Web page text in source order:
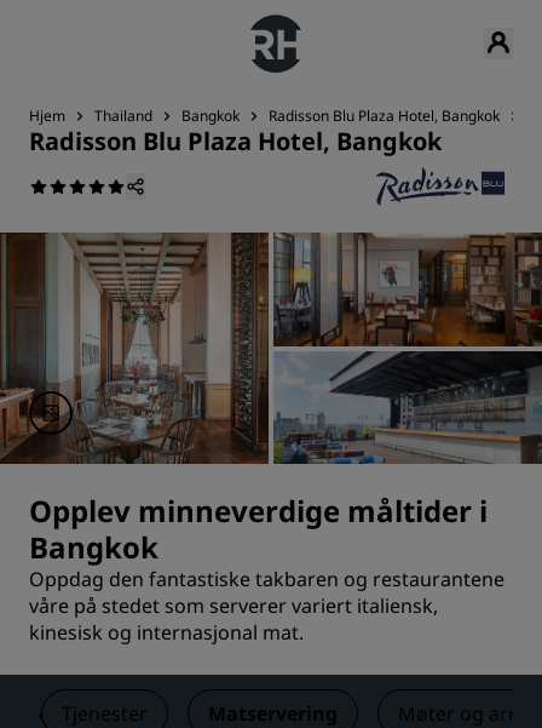
Hjem Thailand Bangkok Radisson Blu Plaza Hotel, Bangkok
Radisson Blu Plaza Hotel, Bangkok
Opplev minneverdige måltider i
Bangkok
Oppdag den fantastiske takbaren og restaurantene
våre på stedet som serverer variert italiensk,
kinesisk og internasjonal mat.
Tjenester Matservering Møter og